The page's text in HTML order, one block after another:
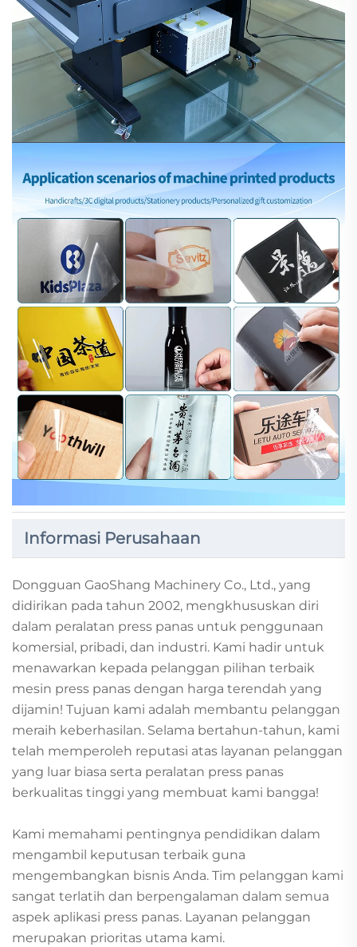
Informasi Perusahaan
Dongguan GaoShang Machinery Co., Ltd., yang
didirikan pada tahun 2002, mengkhususkan diri
dalam peralatan press panas untuk penggunaan
komersial, pribadi, dan industri. Kami hadir untuk
menawarkan kepada pelanggan pilihan terbaik
mesin press panas dengan harga terendah yang
dijamin! Tujuan kami adalah membantu pelanggan
meraih keberhasilan. Selama bertahun-tahun, kami
telah memperoleh reputasi atas layanan pelanggan
yang luar biasa serta peralatan press panas
berkualitas tinggi yang membuat kami bangga!
Kami memahami pentingnya pendidikan dalam
mengambil keputusan terbaik guna
mengembangkan bisnis Anda. Tim pelanggan kami
sangat terlatih dan berpengalaman dalam semua
aspek aplikasi press panas. Layanan pelanggan
merupakan prioritas utama kami.